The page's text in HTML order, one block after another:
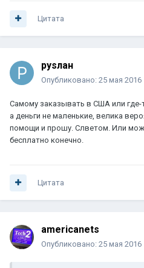
Цитата
руsлан
Опубликовано: 25 мая 2016
Самому заказывать в США или где-
а деньги не маленькие, велика
помощи и прошу. Слветом. Или
бесплатно конечно.
Цитата
americanets
Опубликовано: 25 мая 2016